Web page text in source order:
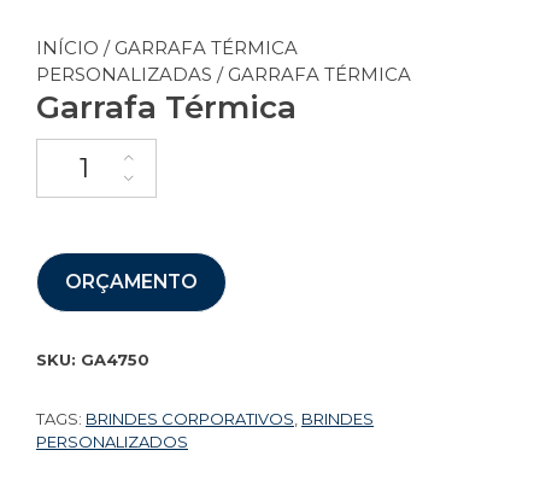
INÍCIO / GARRAFA TÉRMICA
PERSONALIZADAS / GARRAFA TÉRMICA
Garrafa Térmica
ORÇAMENTO
SKU: GA4750
TAGS: BRINDES CORPORATIVOS BRINDES
PERSONALIZADOS